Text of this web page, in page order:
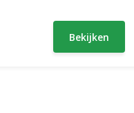
Bekijken